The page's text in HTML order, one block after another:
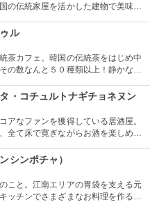
の伝統家屋を活かした建物で美味し
で作ったもの。チャレンジしてみま
ル
茶カフェ。韓国の伝統茶をはじめ中
の数なんと５０種類以上！静かな伝
・コチュルトナギチョネヌン
アなファンを獲得している居酒屋。
全て床で寛ぎながらお酒を楽しめる
まるで洞窟のよう。気になるメニュ
クテルやジュースが豊富で、お酒が
。
シンポチャ）
こと。江南エリアの胃袋を支える元
ッチンでさまざまなお料理を作る風